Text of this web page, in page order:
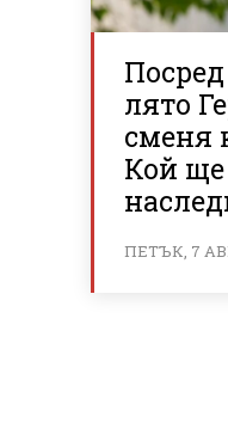
лято
сменя
Кой ще
ПЕТЪК, 7